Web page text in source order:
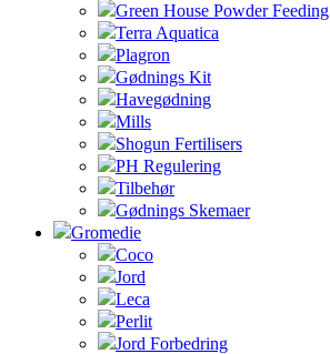
Green House Powder Feeding
Terra Aquatica
Plagron
Gødnings Kit
Havegødning
Mills
Shogun Fertilisers
PH Regulering
Tilbehør
Gødnings Skemaer
Gromedie
Coco
Jord
Leca
Perlit
Jord Forbedring